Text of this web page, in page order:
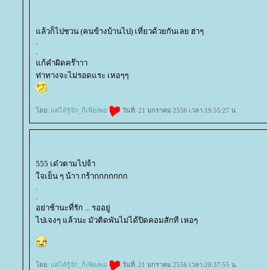
ล้วก็ไปชวน (คนข้างบ้านไป) เที่ยวด้วยกันเลย ฮ่าๆ
.
.
ก้คำผิดคร๊าาา
ท่าทางจะไม่รอดแระ เหอๆๆ
ดย: ค่ได้รู้จัก_ก็เพียงพอ วันที่: 21 มกราคม 2556 เวลา:19:55:27 น.
555 เด๋วตามไปจ้า
จเย็น ๆ น้าา กร้ากกกกกกก
.
.
อย่าช้านะที่รัก ... รออยู่
ไปเจงๆ แล้วนะ มัวติดพันไม่ได้ปิดคอมสักที เหอๆ
ดย: ค่ได้รู้จัก_ก็เพียงพอ วันที่: 21 มกราคม 2556 เวลา:20:37:55 น.